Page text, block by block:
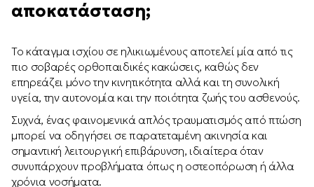
αποκατάσταση;
Το κάταγμα ισχίου σε ηλικιωμένους αποτελεί μία από τις
πιο σοβαρές ορθοπαιδικές κακώσεις, καθώς δεν
επηρεάζει μόνο την κινητικότητα αλλά και τη συνολική
υγεία, την αυτονομία και την ποιότητα ζωής του ασθενούς.
Συχνά, ένας φαινομενικά απλός τραυματισμός από πτώση
μπορεί να οδηγήσει σε παρατεταμένη ακινησία και
σημαντική λειτουργική επιβάρυνση, ιδιαίτερα όταν
συνυπάρχουν προβλήματα όπως η οστεοπόρωση ή άλλα
χρόνια νοσήματα.